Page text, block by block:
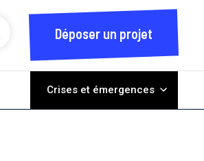
Déposer un projet
Crises et émergences